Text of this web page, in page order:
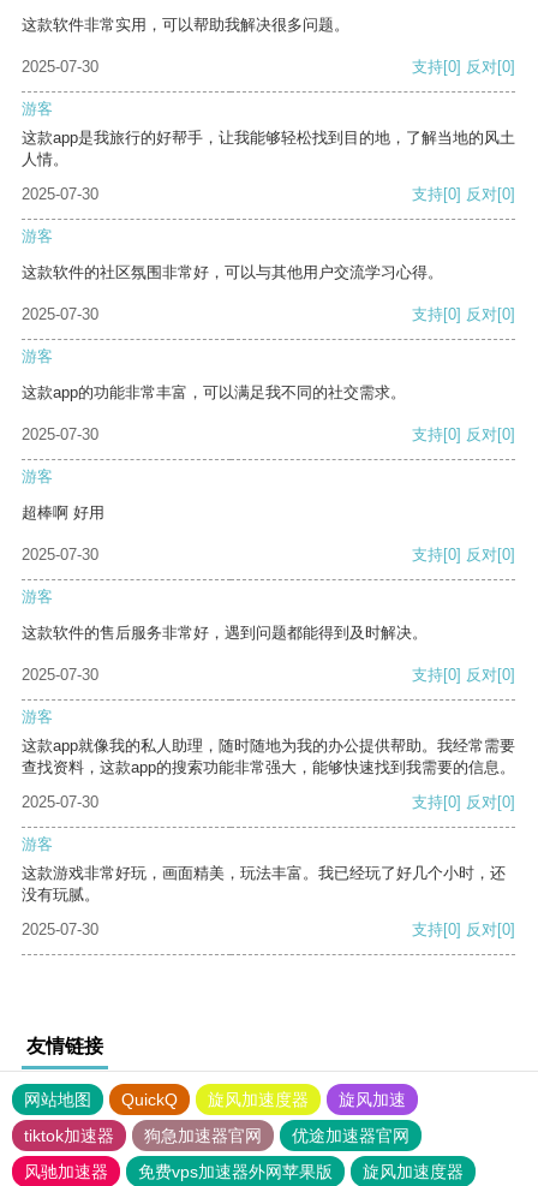
这款软件非常实用，可以帮助我解决很多问题。
2025-07-30 支持[0] 反对[0]
游客
这款app是我旅行的好帮手，让我能够轻松找到目的地，了解当地的风土
人情。
2025-07-30
支持[0] 反对[0]
游客
这款软件的社区氛围非常好，可以与其他用户交流学习心得。
2025-07-30 支持[0] 反对[0]
游客
这款app的功能非常丰富，可以满足我不同的社交需求。
2025-07-30 支持[0] 反对[0]
游客
超棒啊 好用
2025-07-30 支持[0] 反对[0]
游客
这款软件的售后服务非常好，遇到问题都能得到及时解决。
2025-07-30 支持[0] 反对[0]
游客
这款app就像我的私人助理，随时随地为我的办公提供帮助。我经常需要
查找资料，这款app的搜索功能非常强大，能够快速找到我需要的信息。
2025-07-30
支持[0] 反对[0]
游客
这款游戏非常好玩，画面精美，玩法丰富。我已经玩了好几个小时，还
没有玩腻。
2025-07-30
支持[0] 反对[0]
友情链接
网站地图 QuickQ 旋风加速度器
旋风加速
tiktok加速器
狗急加速器官网
优途加速器官网
风驰加速器
免费vps加速器外网苹果版 旋风加速度器